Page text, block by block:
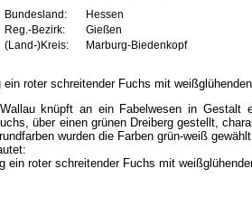
Bundesland:
Hessen
Reg.-Bezirk:
Gießen
(Land-)Kreis:
Marburg-Biedenkopf
ein roter schreitender Fuchs mit
knüpft an ein Fabelwesen in Gestalt
über einen grünen Dreiberg gestellt,
wurden die Farben grün-weiß
ein roter schreitender Fuchs mit